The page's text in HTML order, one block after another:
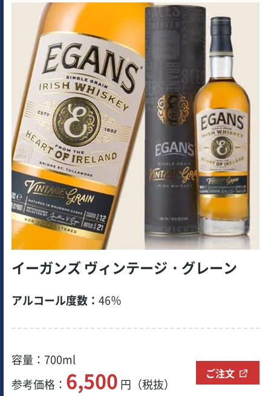
イーガンズ ヴィンテージ・グレーン
アルコール度数：46％
容量：700ml
参考価格： 6,500 円（税抜）
ご注文